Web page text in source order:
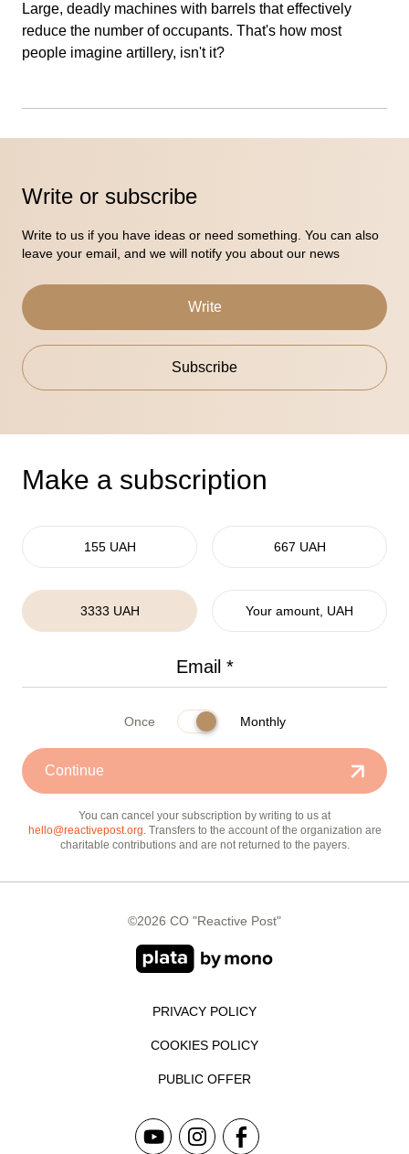
Large, deadly machines with barrels that effectively
reduce the number of occupants. That's how most
people imagine artillery, isn't it?
Write or subscribe
Write to us if you have ideas or need something. You can also
leave your email, and we will notify you about our news
Write
Subscribe
Make a subscription
155 UAH 667 UAH
3333 UAH Your amount, UAH
Once Monthly
Continue
You can cancel your subscription by writing to us at
hello@reactivepost.org. Transfers to the account of the organization are
charitable contributions and are not returned to the payers.
©2026 CO "Reactive Post"
PRIVACY POLICY
COOKIES POLICY
PUBLIC OFFER